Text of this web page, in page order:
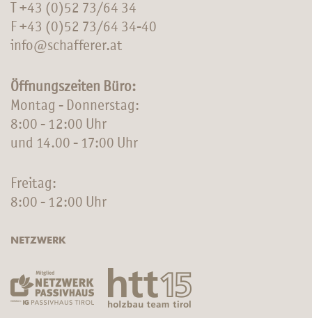
T +43 (0)52 73/64 34
F +43 (0)52 73/64 34-40
info@schafferer.at
Öffnungszeiten Büro:
Montag - Donnerstag:
8:00 - 12:00 Uhr
und 14.00 - 17:00 Uhr
Freitag:
8:00 - 12:00 Uhr
NETZWERK